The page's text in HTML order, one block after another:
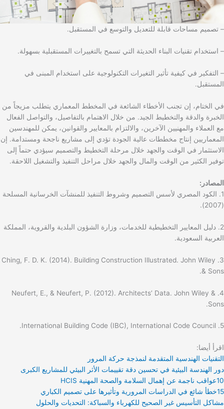
– تصميم مساحات قابلة للتعديل والتوسع في المستقبل.
– استخدام تقنيات البناء الحديثة التي تسمح بالتغييرات المستقبلية بسهولة.
– التفكير في كيفية تأثير التغيرات التكنولوجية على استخدام المبنى في
المستقبل.
في الختام، إن تجنب الأخطاء الشائعة في المخطط المعماري يتطلب مزيجاً من
الخبرة والدقة والتخطيط الجيد. من خلال الاهتمام بالتفاصيل، والتواصل الفعال
مع العملاء والمهنيين الآخرين، والالتزام بالمعايير والقوانين، يمكن للمهندسين
المعماريين إنتاج مخططات عالية الجودة تؤدي إلى مشاريع ناجحة ومستدامة. إن
الاستثمار في الوقت والجهد خلال مرحلة التخطيط والتصميم سيؤدي حتماً إلى
توفير الكثير من الوقت والمال والجهد خلال مراحل التنفيذ والتشغيل اللاحقة.
المصادر:
1. الكود المصري لأسس التصميم وشروط التنفيذ للمنشآت الخرسانية المسلحة
(2007).
2. دليل المعايير التخطيطية للخدمات، وزارة الشؤون البلدية والقروية، المملكة
العربية السعودية.
3. Ching, F. D. K. (2014). Building Construction Illustrated. John Wiley
& Sons.
4. Neufert, E., & Neufert, P. (2012). Architects’ Data. John Wiley &
Sons.
5. International Building Code (IBC), International Code Council.
اقرأ أيضا:
التقنيات الهندسية المتقدمة لنمذجة حركة المرور
دور الهندسة البيئية في تحسين دقة تقييمات الأثر البيئي للمشاريع الكبرى
10عواقب ناجمة عن إهمال السلامة والصحة المهنية HCIS
15خطأ شائع في الدراسات المرورية وتأثيرها على تصميم الكباري
مشاكل التأسيس غير الصحيح للكهرباء والسباكة: التحديات والحلول